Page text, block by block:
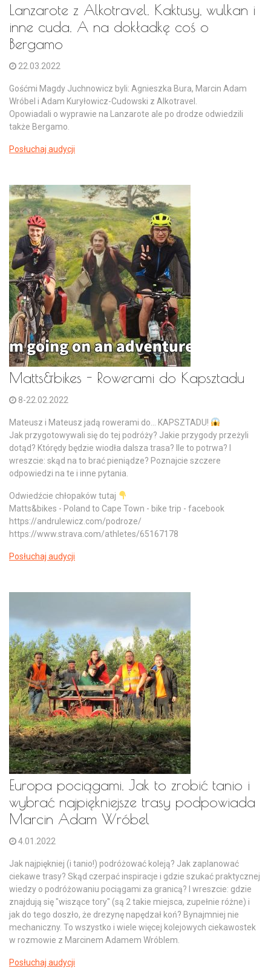
Lanzarote z Alkotravel. Kaktusy, wulkan i
inne cuda. A na dokładkę coś o
Bergamo
22.03.2022
Gośćmi Magdy Juchnowicz byli: Agnieszka Bura, Marcin Adam
Wróbel i Adam Kuryłowicz-Cudowski z Alkotravel.
Opowiadali o wyprawie na Lanzarote ale po drodze odwiedzili
także Bergamo.
Posłuchaj audycji
Matts&bikes - Rowerami do Kapsztadu
8-22.02.2022
Mateusz i Mateusz jadą rowerami do... KAPSZTADU!
Jak przygotowywali się do tej podróży? Jakie przygody przeżyli
dotąd? Którędy będzie wiodła dalsza trasa? Ile to potrwa? I
wreszcie: skąd na to brać pieniądze? Poznajcie szczere
odpowiedzi na te i inne pytania.
Odwiedźcie chłopaków tutaj
Matts&bikes - Poland to Cape Town - bike trip - facebook
https://andrulewicz.com/podroze/
https://www.strava.com/athletes/65167178
Posłuchaj audycji
Europa pociągami. Jak to zrobić tanio i
wybrać najpiękniejsze trasy podpowiada
Marcin Adam Wróbel
4.01.2022
Jak najpiękniej (i tanio!) podróżować koleją? Jak zaplanować
ciekawe trasy? Skąd czerpać inspiracje i gdzie szukać praktycznej
wiedzy o podróżowaniu pociągami za granicą? I wreszcie: gdzie
znajdują się "wiszące tory" (są 2 takie miejsca, zupełnie różne) i
jak do tego doszło, że drezynę napędzał koń? Bynajmniej nie
mechaniczny. To wszystko i wiele więcej kolejowych ciekawostek
w rozmowie z Marcinem Adamem Wróblem.
Posłuchaj audycji